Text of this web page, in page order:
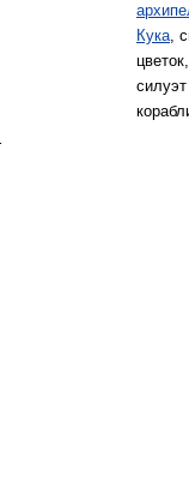
Кука ,
силуэт